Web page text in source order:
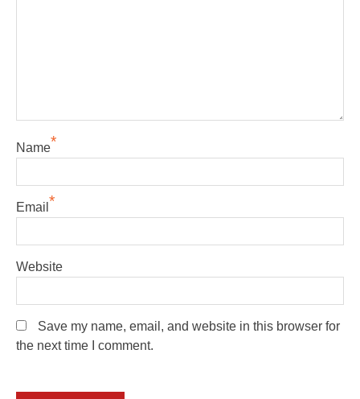
Name*
Email *
Website
Save my name, email, and website in this browser for
the next time I comment.